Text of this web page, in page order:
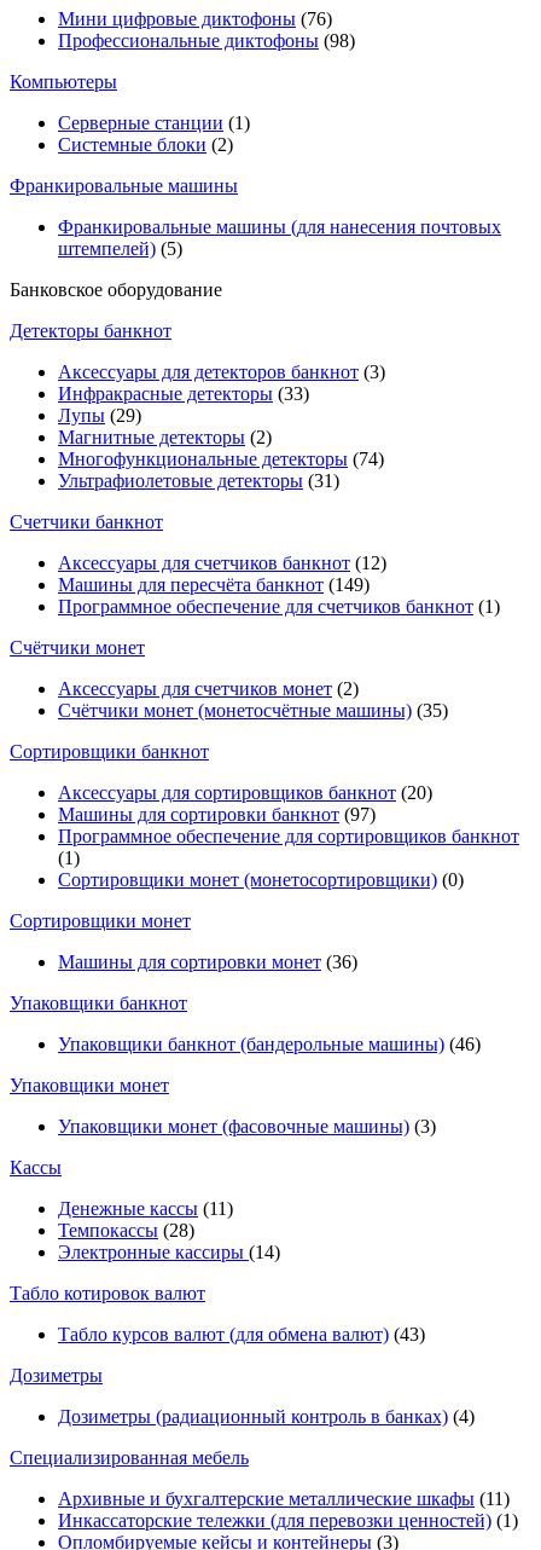
Мини цифровые диктофоны (76)
Профессиональные диктофоны (98)
Компьютеры
Серверные станции (1)
Системные блоки (2)
Франкировальные машины
Франкировальные машины (для нанесения почтовых
штемпелей) (5)
Банковское оборудование
Детекторы банкнот
Аксессуары для детекторов банкнот (3)
Инфракрасные детекторы (33)
Лупы (29)
Магнитные детекторы (2)
Многофункциональные детекторы (74)
Ультрафиолетовые детекторы (31)
Счетчики банкнот
Аксессуары для счетчиков банкнот (12)
Машины для пересчёта банкнот (149)
Программное обеспечение для счетчиков банкнот (1)
Счётчики монет
Аксессуары для счетчиков монет (2)
Счётчики монет (монетосчётные машины) (35)
Cортировщики банкнот
Аксессуары для сортировщиков банкнот (20)
Машины для сортировки банкнот (97)
Программное обеспечение для сортировщиков банкнот
(1)
Сортировщики монет (монетосортировщики) (0)
Сортировщики монет
Машины для сортировки монет (36)
Упаковщики банкнот
Упаковщики банкнот (бандерольные машины) (46)
Упаковщики монет
Упаковщики монет (фасовочные машины) (3)
Кассы
Денежные кассы (11)
Темпокассы (28)
Электронные кассиры (14)
Табло котировок валют
Табло курсов валют (для обмена валют) (43)
Дозиметры
Дозиметры (радиационный контроль в банках) (4)
Специализированная мебель
Архивные и бухгалтерские металлические шкафы (11)
Инкассаторские тележки (для перевозки ценностей) (1)
Опломбируемые кейсы и контейнеры (3)